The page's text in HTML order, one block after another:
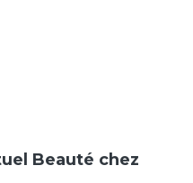
Beauté chez